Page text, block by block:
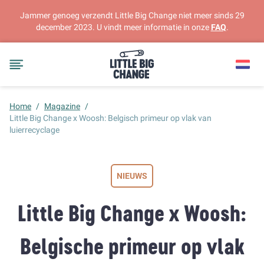
Jammer genoeg verzendt Little Big Change niet meer sinds 29
december 2023. U vindt meer informatie in onze FAQ.
Home / Magazine /
Little Big Change x Woosh: Belgisch primeur op vlak van
luierrecyclage
NIEUWS
Little Big Change x Woosh:
Belgische primeur op vlak